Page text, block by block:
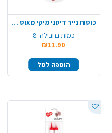
כוסות נייר דיסני מיקי מאוס - פרצופים
כמות בחבילה: 8
₪11.90
הוספה לסל